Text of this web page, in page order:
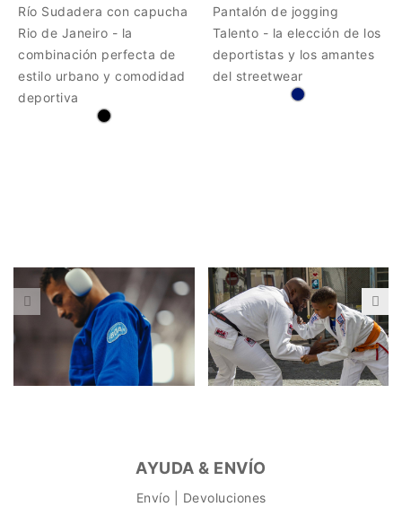
Río Sudadera con capucha
Rio de Janeiro - la
combinación perfecta de
estilo urbano y comodidad
deportiva
Pantalón de jogging
Talento - la elección de los
deportistas y los amantes
del streetwear
AYUDA & ENVÍO
Envío | Devoluciones